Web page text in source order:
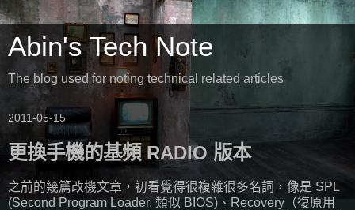
Abin's Tech Note
The blog used for noting technical related articles
2011-05-15
更換手機的基頻 RADIO 版本
之前的幾篇改機文章，初看覺得很複雜很多名詞，像是 SPL
(Second Program Loader, 類似 BIOS)、Recovery（復原用